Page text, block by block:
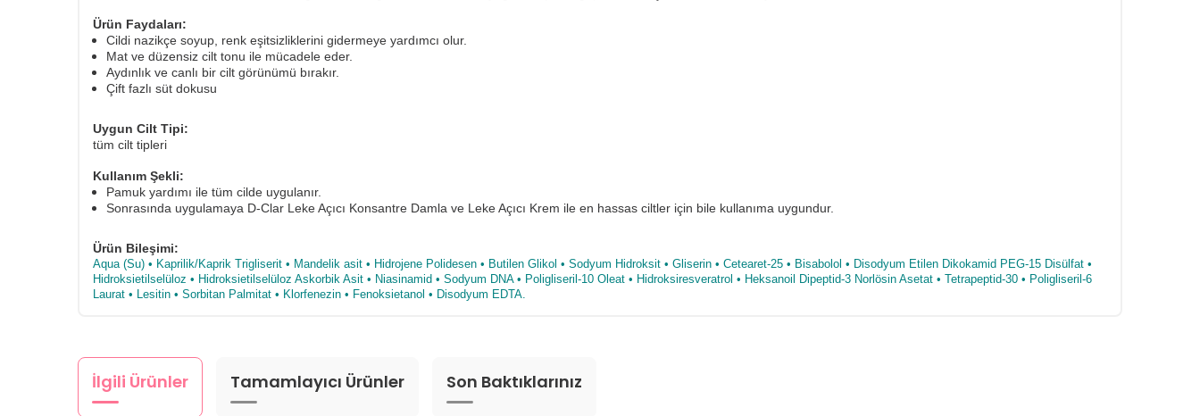
Ürün Faydaları:
Cildi nazikçe soyup, renk eşitsizliklerini gidermeye yardımcı olur.
Mat ve düzensiz cilt tonu ile mücadele eder.
Aydınlık ve canlı bir cilt görünümü bırakır.
Çift fazlı süt dokusu
Uygun Cilt Tipi:
tüm cilt tipleri
Kullanım Şekli:
Pamuk yardımı ile tüm cilde uygulanır.
Sonrasında uygulamaya D-Clar Leke Açıcı Konsantre Damla ve Leke Açıcı Krem ile en hassas ciltler için bile kullanıma uygundur.
Ürün Bileşimi:
Aqua (Su) • Kaprilik/Kaprik Trigliserit • Mandelik asit • Hidrojene Polidesen • Butilen Glikol • Sodyum Hidroksit • Gliserin • Cetearet-25 • Bisabolol • Disodyum Etilen Dikokamid PEG-15 Disülfat •
Hidroksietilselüloz • Hidroksietilselüloz Askorbik Asit • Niasinamid • Sodyum DNA • Poligliseril-10 Oleat • Hidroksiresveratrol • Heksanoil Dipeptid-3 Norlösin Asetat • Tetrapeptid-30 • Poligliseril-6
Laurat • Lesitin • Sorbitan Palmitat • Klorfenezin • Fenoksietanol • Disodyum EDTA.
İlgili Ürünler Tamamlayıcı Ürünler Son Baktıklarınız